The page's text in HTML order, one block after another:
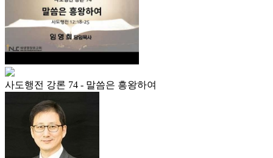
사도행전 강론 74 - 말씀은 흥왕하여